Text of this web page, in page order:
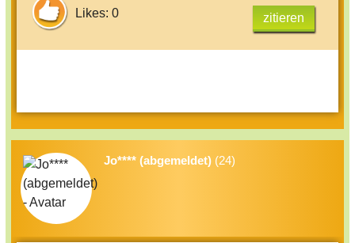
Likes: 0 zitieren
Jo**** (abgemeldet) (24)